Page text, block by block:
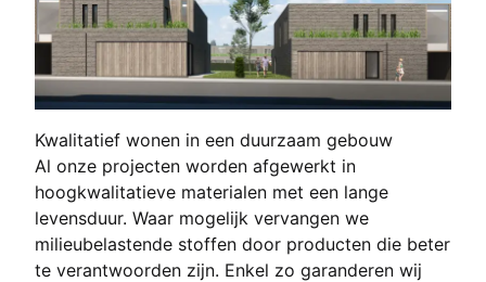
Kwalitatief wonen in een duurzaam gebouw
Al onze projecten worden afgewerkt in
hoogkwalitatieve materialen met een lange
levensduur. Waar mogelijk vervangen we
milieubelastende stoffen door producten die beter
te verantwoorden zijn. Enkel zo garanderen wij